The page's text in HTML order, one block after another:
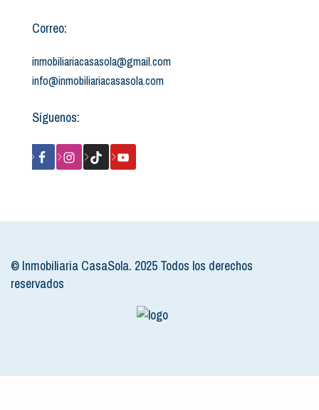
Correo:
inmobiliariacasasola@gmail.com
info@inmobiliariacasasola.com
Síguenos:
© Inmobiliaria CasaSola. 2025 Todos los derechos
reservados